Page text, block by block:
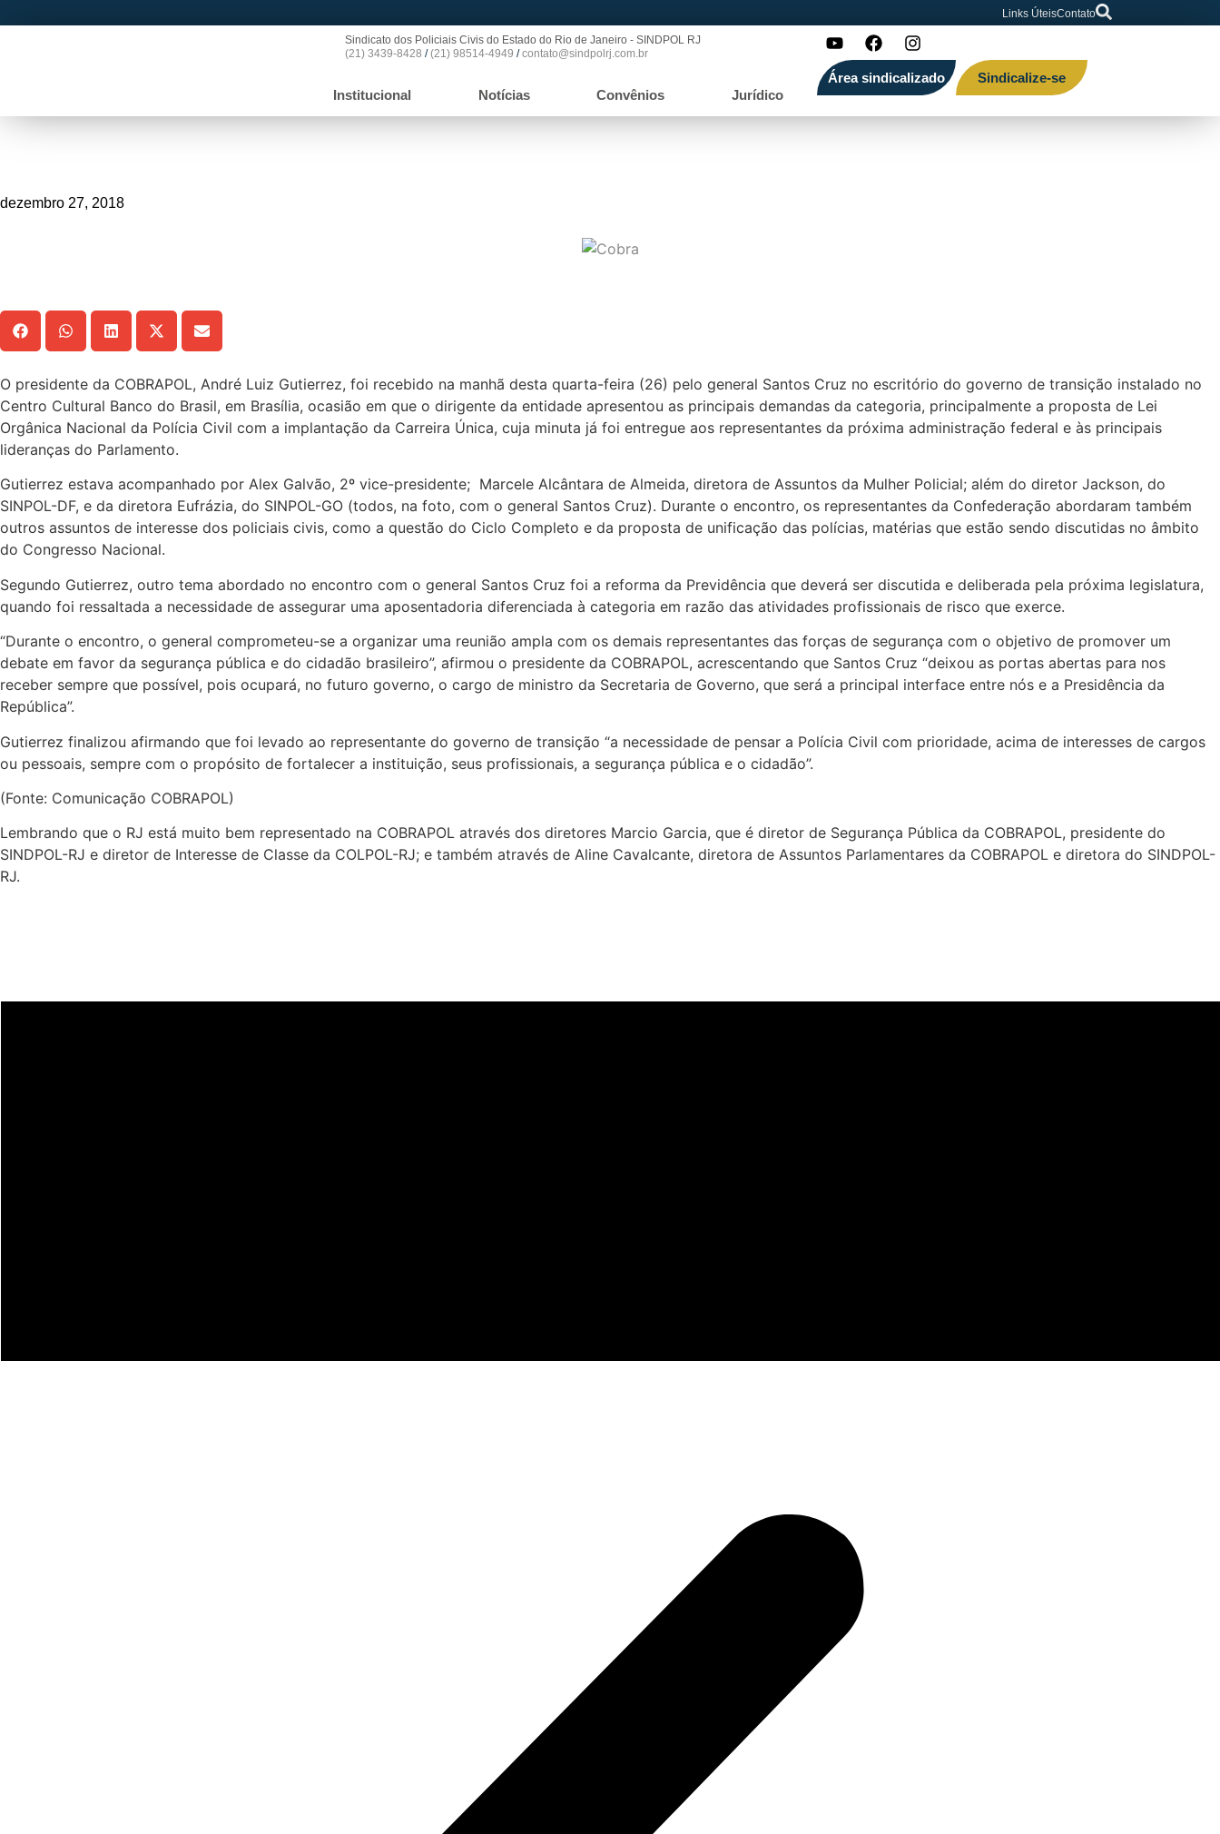
Links ÚteisContato
Sindicato dos Policiais Civis do Estado do Rio de Janeiro - SINDPOL RJ
(21) 3439-8428 /(21) 98514-4949 /contato@sindpolrj.com.br
Institucional Notícias Convênios Jurídico
Área sindicalizado Sindicalize-se
dezembro 27, 2018
O presidente da COBRAPOL, André Luiz Gutierrez, foi recebido na manhã desta quarta-feira (26) pelo general Santos Cruz no escritório do governo de transição instalado no
Centro Cultural Banco do Brasil, em Brasília, ocasião em que o dirigente da entidade apresentou as principais demandas da categoria, principalmente a proposta de Lei
Orgânica Nacional da Polícia Civil com a implantação da Carreira Única, cuja minuta já foi entregue aos representantes da próxima administração federal e às principais
lideranças do Parlamento.
Gutierrez estava acompanhado por Alex Galvão, 2º vice-presidente; Marcele Alcântara de Almeida, diretora de Assuntos da Mulher Policial; além do diretor Jackson, do
SINPOL-DF, e da diretora Eufrázia, do SINPOL-GO (todos, na foto, com o general Santos Cruz). Durante o encontro, os representantes da Confederação abordaram também
outros assuntos de interesse dos policiais civis, como a questão do Ciclo Completo e da proposta de unificação das polícias, matérias que estão sendo discutidas no âmbito
do Congresso Nacional.
Segundo Gutierrez, outro tema abordado no encontro com o general Santos Cruz foi a reforma da Previdência que deverá ser discutida e deliberada pela próxima legislatura,
quando foi ressaltada a necessidade de assegurar uma aposentadoria diferenciada à categoria em razão das atividades profissionais de risco que exerce.
“Durante o encontro, o general comprometeu-se a organizar uma reunião ampla com os demais representantes das forças de segurança com o objetivo de promover um
debate em favor da segurança pública e do cidadão brasileiro”, afirmou o presidente da COBRAPOL, acrescentando que Santos Cruz “deixou as portas abertas para nos
receber sempre que possível, pois ocupará, no futuro governo, o cargo de ministro da Secretaria de Governo, que será a principal interface entre nós e a Presidência da
República”.
Gutierrez finalizou afirmando que foi levado ao representante do governo de transição “a necessidade de pensar a Polícia Civil com prioridade, acima de interesses de cargos
ou pessoais, sempre com o propósito de fortalecer a instituição, seus profissionais, a segurança pública e o cidadão”.
(Fonte: Comunicação COBRAPOL)
Lembrando que o RJ está muito bem representado na COBRAPOL através dos diretores Marcio Garcia, que é diretor de Segurança Pública da COBRAPOL, presidente do
SINDPOL-RJ e diretor de Interesse de Classe da COLPOL-RJ; e também através de Aline Cavalcante, diretora de Assuntos Parlamentares da COBRAPOL e diretora do SINDPOL-
RJ.